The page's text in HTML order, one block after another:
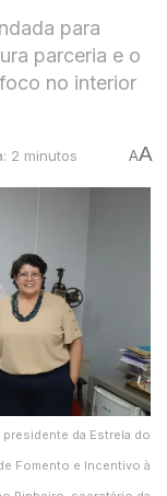
para
parceria e o
no interior
2 minutos AA
presidente da Estrela do
Fomento e Incentivo à